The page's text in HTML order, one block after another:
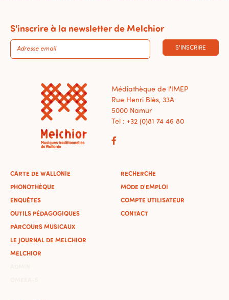
S'inscrire à la newsletter de Melchior
S'INSCRIRE
Médiathèque de l'IMEP
Rue Henri Blès, 33A
5000 Namur
Tel : +32 (0)81 74 46 80
CARTE DE WALLONIE
PHONOTHÈQUE
ENQUÊTES
OUTILS PÉDAGOGIQUES
PARCOURS MUSICAUX
LE JOURNAL DE MELCHIOR
MELCHIOR
RECHERCHE
MODE D'EMPLOI
COMPTE UTILISATEUR
CONTACT